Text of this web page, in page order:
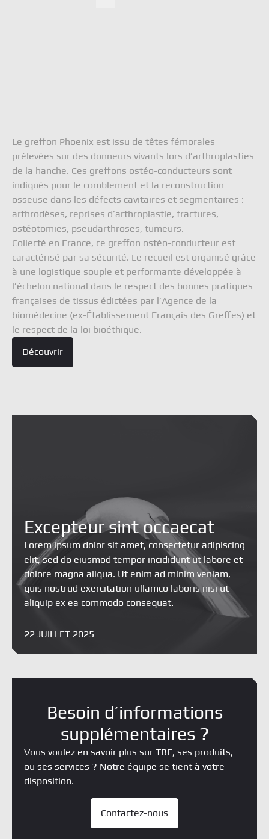
Le greffon Phoenix est issu de têtes fémorales
prélevées sur des donneurs vivants lors d’arthroplasties
de la hanche. Ces greffons ostéo-conducteurs sont
indiqués pour le comblement et la reconstruction
osseuse dans les défects cavitaires et segmentaires :
arthrodèses, reprises d’arthroplastie, fractures,
ostéotomies, pseudarthroses, tumeurs.
Collecté en France, ce greffon ostéo-conducteur est
caractérisé par sa sécurité. Le recueil est organisé grâce
à une logistique souple et performante développée à
l’échelon national dans le respect des bonnes pratiques
françaises de tissus édictées par l’Agence de la
biomédecine (ex-Établissement Français des Greffes) et
le respect de la loi bioéthique.
Découvrir
Excepteur sint occaecat
Lorem ipsum dolor sit amet, consectetur adipiscing
elit, sed do eiusmod tempor incididunt ut labore et
dolore magna aliqua. Ut enim ad minim veniam,
quis nostrud exercitation ullamco laboris nisi ut
aliquip ex ea commodo consequat.
22 JUILLET 2025
Besoin d’informations
supplémentaires ?
Vous voulez en savoir plus sur TBF, ses produits,
ou ses services ? Notre équipe se tient à votre
disposition.
Contactez-nous